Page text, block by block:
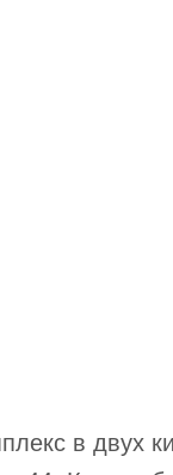
в двух